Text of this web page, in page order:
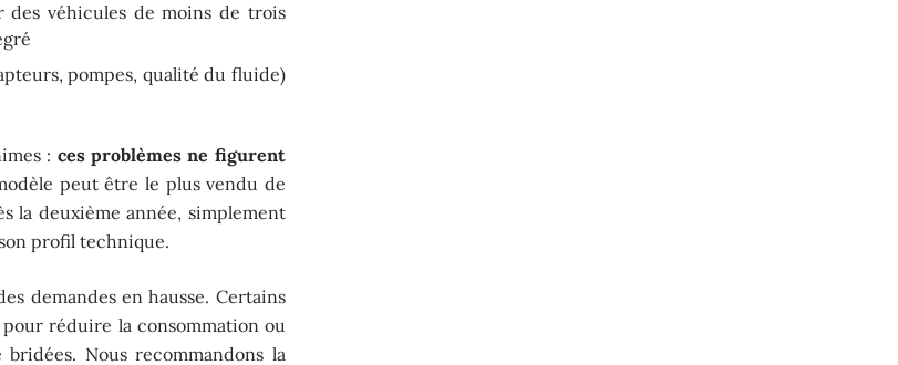
des véhicules de moins de trois
pompes, qualité du fluide)
: ces problèmes ne figurent
peut être le plus vendu de
la deuxième année, simplement
profil technique.
demandes en hausse. Certains
réduire la consommation ou
Nous recommandons la